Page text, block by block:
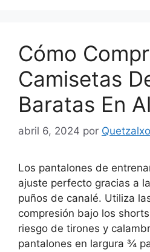
Cómo
Camisetas
Baratas En
abril 6, 2024 por
Los pantalones de
ajuste perfecto gracias a
puños de canalé. Utiliza
compresión bajo los
riesgo de tirones y
pantalones en largura ¾